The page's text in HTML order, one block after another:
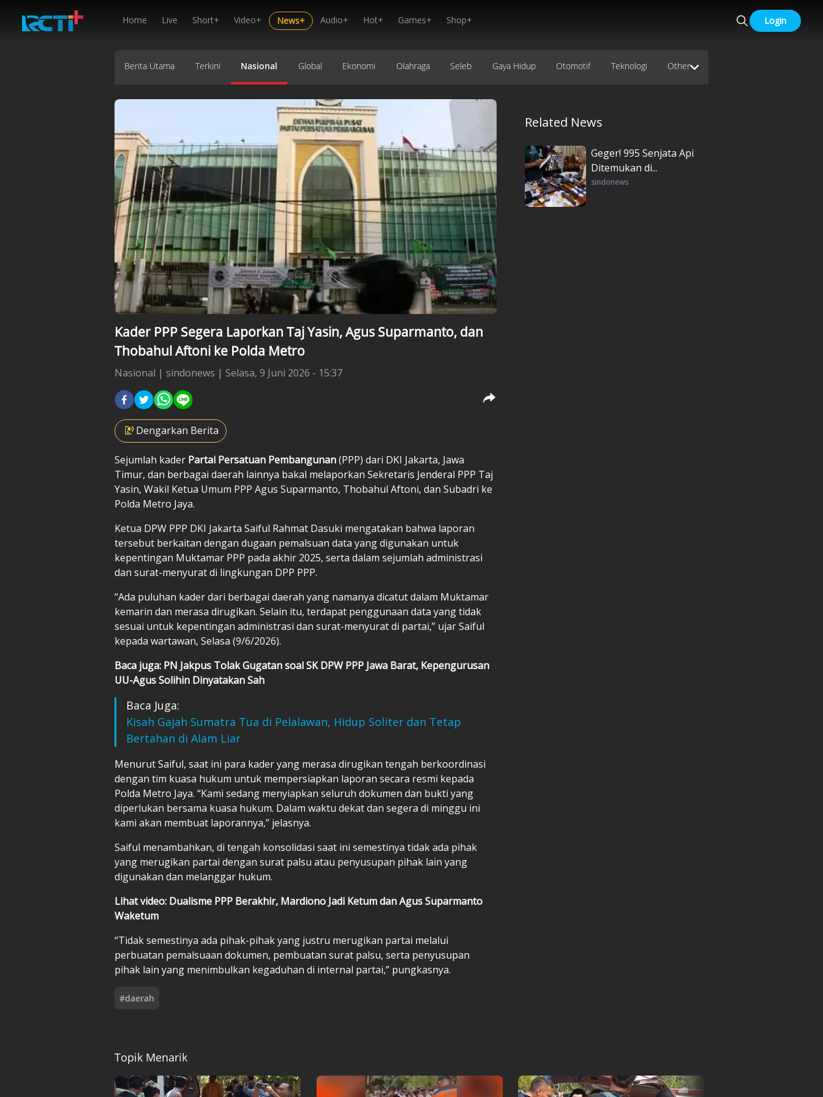
Home Live Short+ Video+ News+ Audio+ Hot+ Games+ Shop+ Login
Berita Utama Terkini Nasional Global Ekonomi Olahraga Seleb Gaya Hidup Otomotif Teknologi Other
Kader PPP Segera Laporkan Taj Yasin, Agus Suparmanto, dan
Thobahul Aftoni ke Polda Metro
Nasional | sindonews | Selasa, 9 Juni 2026 - 15:37
Dengarkan Berita
Sejumlah kader Partai Persatuan Pembangunan(PPP) dari DKI Jakarta, Jawa
Timur, dan berbagai daerah lainnya bakal melaporkan Sekretaris Jenderal PPP Taj
Yasin, Wakil Ketua Umum PPP Agus Suparmanto, Thobahul Aftoni, dan Subadri ke
Polda Metro Jaya.
Ketua DPW PPP DKI Jakarta Saiful Rahmat Dasuki mengatakan bahwa laporan
tersebut berkaitan dengan dugaan pemalsuan data yang digunakan untuk
kepentingan Muktamar PPP pada akhir 2025, serta dalam sejumlah administrasi
dan surat-menyurat di lingkungan DPP PPP.
“Ada puluhan kader dari berbagai daerah yang namanya dicatut dalam Muktamar
kemarin dan merasa dirugikan. Selain itu, terdapat penggunaan data yang tidak
sesuai untuk kepentingan administrasi dan surat-menyurat di partai,” ujar Saiful
kepada wartawan, Selasa (9/6/2026).
Baca juga: PN Jakpus Tolak Gugatan soal SK DPW PPP Jawa Barat, Kepengurusan
UU-Agus Solihin Dinyatakan Sah
Baca Juga:
Kisah Gajah Sumatra Tua di Pelalawan, Hidup Soliter dan Tetap
Bertahan di Alam Liar
Menurut Saiful, saat ini para kader yang merasa dirugikan tengah berkoordinasi
dengan tim kuasa hukum untuk mempersiapkan laporan secara resmi kepada
Polda Metro Jaya. “Kami sedang menyiapkan seluruh dokumen dan bukti yang
diperlukan bersama kuasa hukum. Dalam waktu dekat dan segera di minggu ini
kami akan membuat laporannya,” jelasnya.
Saiful menambahkan, di tengah konsolidasi saat ini semestinya tidak ada pihak
yang merugikan partai dengan surat palsu atau penyusupan pihak lain yang
digunakan dan melanggar hukum.
Lihat video: Dualisme PPP Berakhir, Mardiono Jadi Ketum dan Agus Suparmanto
Waketum
“Tidak semestinya ada pihak-pihak yang justru merugikan partai melalui
perbuatan pemalsuaan dokumen, pembuatan surat palsu, serta penyusupan
pihak lain yang menimbulkan kegaduhan di internal partai,” pungkasnya.
#daerah
Related News
Geger! 995 Senjata Api
Ditemukan di...
sindonews
Topik Menarik